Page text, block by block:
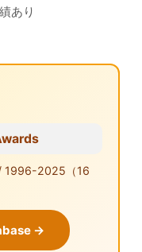
あり
1996-2025（16
→